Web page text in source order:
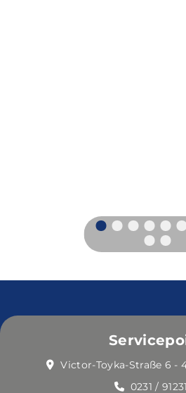
Victor-Toyka-Straße 6 -
0231 /